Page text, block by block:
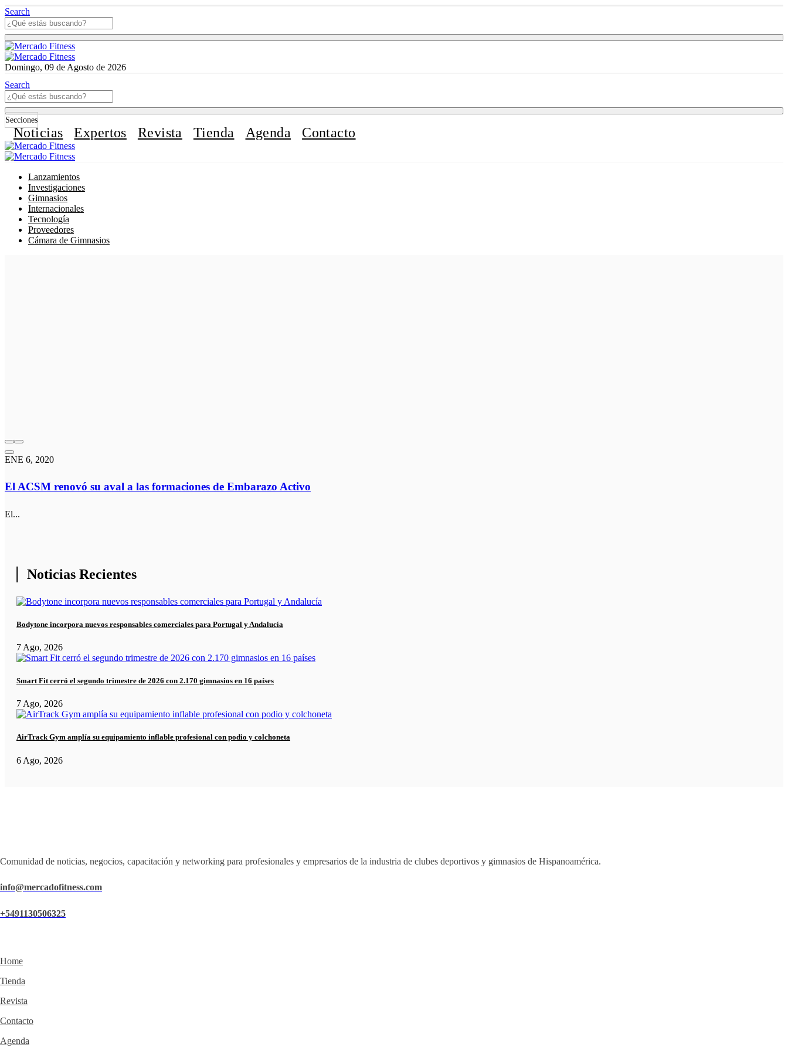
Search
Domingo, 09 de Agosto de 2026
Search
Secciones
Noticias Expertos Revista Tienda Agenda Contacto
Lanzamientos
Investigaciones
Gimnasios
Internacionales
Tecnología
Proveedores
Cámara de Gimnasios
ENE 6, 2020
El ACSM renovó su aval a las formaciones de Embarazo Activo
El...
Noticias Recientes
Bodytone incorpora nuevos responsables comerciales para Portugal y Andalucía
7 Ago, 2026
Smart Fit cerró el segundo trimestre de 2026 con 2.170 gimnasios en 16 países
7 Ago, 2026
AirTrack Gym amplía su equipamiento inflable profesional con podio y colchoneta
6 Ago, 2026
Comunidad de noticias, negocios, capacitación y networking para profesionales y empresarios de la industria de clubes deportivos y gimnasios de Hispanoamérica.
info@mercadofitness.com
+5491130506325
Home
Tienda
Revista
Contacto
Agenda